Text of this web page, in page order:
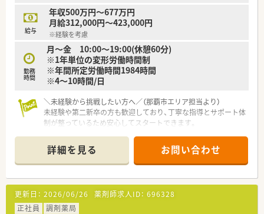
【勤務実態について】
■完全週休2日制で、日曜日と木曜日が定休日ですが他曜日の相
談も柔軟に対応できます。
■希望休が通りやすく、ライフスタイルに合わせた柔軟な働き方
が実現できる環境です。
■グループでの応援体制が整っているため、急な休みも安心して
取得できます。
給与
年収500万円～677万円
月給312,000円～423,000円
※経験を考慮
勤務
時間
月～金 10:00～19:00(休憩60分)
※1年単位の変形労働時間制
※年間所定労働時間1984時間
※4～10時間/日
＼未経験から挑戦したい方へ／（那覇市エリア担当より）
未経験や第二新卒の方も歓迎しており、丁寧な指導とサポート体
制が整っているため安心してスタートできます。
【店舗情報と応需状況について】
■内科を中心とした処方箋を1日あたり約80枚応需しており、着
実に経験を積むことができる環境です。
■広域からの処方箋も幅広く受け付けているため、様々な症例に
触れながら薬剤師としてのスキルを磨けます。
■最寄り駅からは車で6分ほどの立地となっており、車通勤も可
能なので日々の通勤も非常に便利です。
詳細を見る お問い合わせ
更新日： 2026/06/26 薬剤師求人ID： 696328
正社員
調剤薬局